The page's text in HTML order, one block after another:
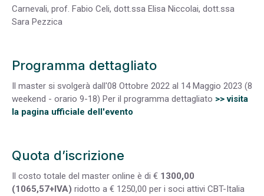
Carnevali, prof. Fabio Celi, dott.ssa Elisa Niccolai, dott.ssa
Sara Pezzica
Programma dettagliato
Il master si svolgerà dall'08 Ottobre 2022 al 14 Maggio 2023 (8
weekend - orario 9-18) Per il programma dettagliato >> visita
la pagina ufficiale dell'evento
Quota d’iscrizione
Il costo totale del master online è di € 1300,00
(1065,57+IVA) ridotto a € 1250,00 per i soci attivi CBT-Italia